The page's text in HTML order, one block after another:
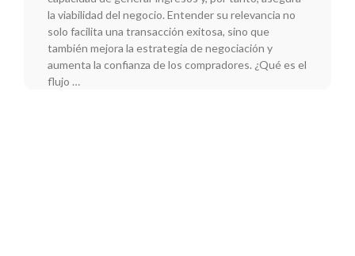
la viabilidad del negocio. Entender su relevancia no
solo facilita una transacción exitosa, sino que
también mejora la estrategia de negociación y
aumenta la confianza de los compradores. ¿Qué es el
flujo …